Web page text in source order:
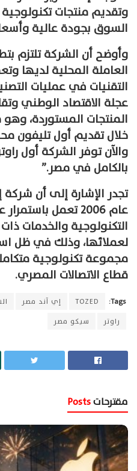
وتقديم منتجات
السوق بجودة عالية
وأوضح أن الشركة تلتزم
العاملة المحلية لديها
التقنيات في عمليات
عجلة الاقتصاد الوطني
المنتجات المستوردة،
خلال تقديم أول تليفون
بالكامل في مصر.”
تجدر الإشارة إلى أن
عام 2006 تعمل
التكنولوجية والخدمات
لعملائها، وذلك في ظل
مجموعة تكنولوجية
قطاع الاتصالات المصري.
Tags:
TOZED إي آند مصر
راوتر
سيكو مصر
مقترحات